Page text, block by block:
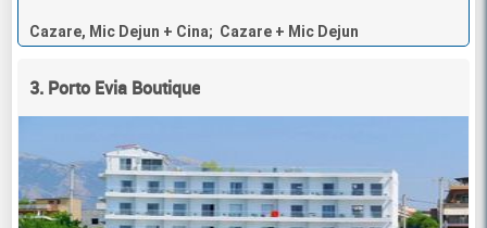
Cazare, Mic Dejun + Cina; Cazare + Mic Dejun
3. Porto Evia Boutique